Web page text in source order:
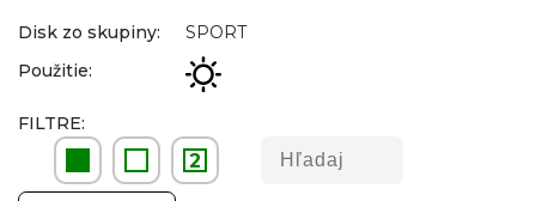
Disk zo skupiny:
SPORT
Použitie:
FILTRE:
2